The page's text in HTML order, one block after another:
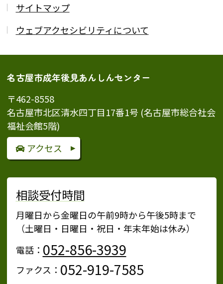
サイトマップ
ウェブアクセシビリティについて
名古屋市成年後見あんしんセンター
〒462-8558
名古屋市北区清水四丁目17番1号 (名古屋市総合社会
福祉会館5階)
アクセス
相談受付時間
月曜日から金曜日の午前9時から午後5時まで
（土曜日・日曜日・祝日・年末年始は休み）
電話： 052-856-3939
ファクス： 052-919-7585